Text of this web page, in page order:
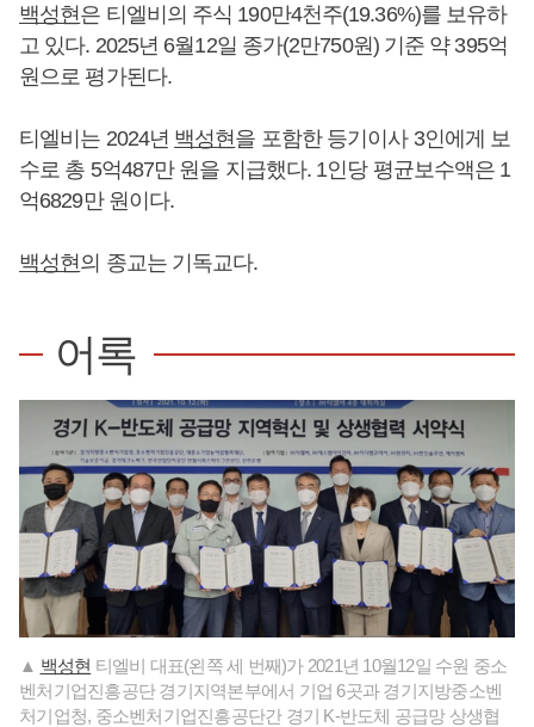
백성현은 티엘비의 주식 190만4천주(19.36%)를 보유하
고 있다. 2025년 6월12일 종가(2만750원) 기준 약 395억
원으로 평가된다.
티엘비는 2024년 백성현을 포함한 등기이사 3인에게 보
수로 총 5억487만 원을 지급했다. 1인당 평균보수액은 1
억6829만 원이다.
백성현의 종교는 기독교다.
어록
▲ 백성현 티엘비 대표(왼쪽 세 번째)가 2021년 10월12일 수원 중소
벤처기업진흥공단 경기지역본부에서 기업 6곳과 경기지방중소벤
처기업청, 중소벤처기업진흥공단간 경기 K-반도체 공급망 상생협